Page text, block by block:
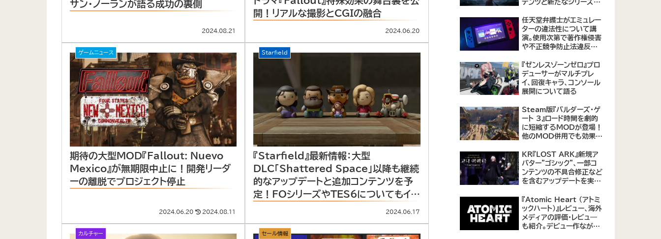
サン・ノーランが語る成功の裏側
2024.08.21
開！リアルな撮影とCGIの融合
2024.06.20
ゲームニュース
期待の大型MOD『Fallout: Nuevo
Mexico』が無期限中止に！開発リーダ
ーの離脱でプロジェクト停止
2024.06.20 2024.08.11
Starfield
『Starfield』最新情報：大型
DLC「Shattered Space」以降も継続
的なアップデートと追加コンテンツを予
定！FOシリーズやTES6についてもイン
2024.06.17
カルチャー セール情報
テンツと新たなシリーズ作
【09/17更新】
任天堂弁護士がエミュレー
ターの違法性について講
演。使用次第で著作権侵害
や不正競争防止法違反に
『ゼンレスゾーンゼロ』プロ
デューサーがマルチプレ
イ、回復キャラ、コンソール
展開について語る
Steam版『バルダーズ・ゲ
ート 3』ロード時間を劇的
に短縮するMODが登場！
他のMOD併用でも効果を
価
KR『LOST ARK』新規ア
バター"ゴシック"、一部コ
ンテンツの不具合修正など
を含むアップデートを実
『Atomic Heart (アトミ
ックハート)』レビュー、海外
メディアの評価・レビュ―
も紹介。デビュー作ながら